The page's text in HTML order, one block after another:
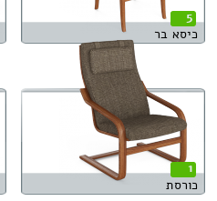
5
כיסא בר
1
כורסת